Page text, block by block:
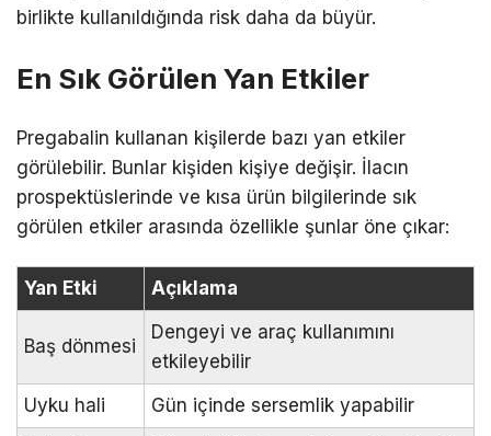
birlikte kullanıldığında risk daha da büyür.
En Sık Görülen Yan Etkiler
Pregabalin kullanan kişilerde bazı yan etkiler
görülebilir. Bunlar kişiden kişiye değişir. İlacın
prospektüslerinde ve kısa ürün bilgilerinde sık
görülen etkiler arasında özellikle şunlar öne çıkar:
Yan Etki Açıklama
Baş dönmesi
Dengeyi ve araç kullanımını
etkileyebilir
Uyku hali
Gün içinde sersemlik yapabilir